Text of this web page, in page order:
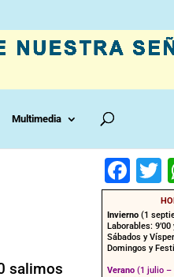
Multimedia
salimos
F
a
c
e
Invierno(1
Laborables: 9’00
Sábados y
Domingos y
Verano(1 julio –